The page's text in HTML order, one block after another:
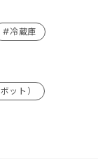
#冷蔵庫
ット）